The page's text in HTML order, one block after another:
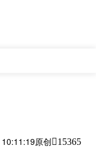
原创 15365